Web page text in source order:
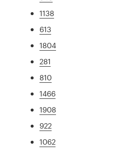
1138
613
1804
281
810
1466
1908
922
1062